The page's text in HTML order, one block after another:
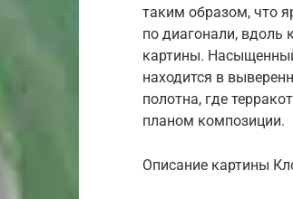
таким образом, что
по диагонали, вдоль
картины.
находится в
полотна, где
планом композиции.
Описание картины